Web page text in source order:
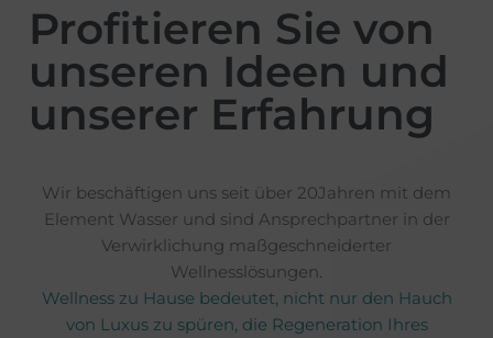
Profitieren Sie von
unseren Ideen und
unserer Erfahrung
Wir beschäftigen uns seit über 20Jahren mit dem
Element Wasser und sind Ansprechpartner in der
Verwirklichung maßgeschneiderter
Wellnesslösungen.
Wellness zu Hause bedeutet, nicht nur den Hauch
von Luxus zu spüren, die Regeneration Ihres